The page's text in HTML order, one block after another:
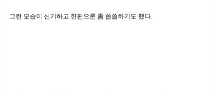
그런 모습이 신기하고 한편으론 좀 씁쓸하기도 했다.